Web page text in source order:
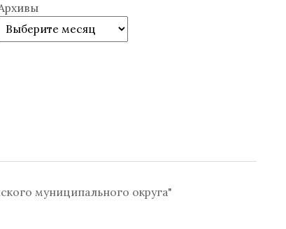
муниципального округа"